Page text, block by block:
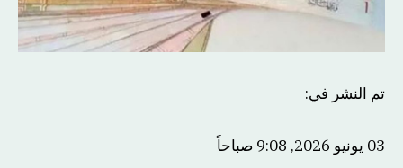
تم النشر في:
03 يونيو 2026, 9:08 صباحاً